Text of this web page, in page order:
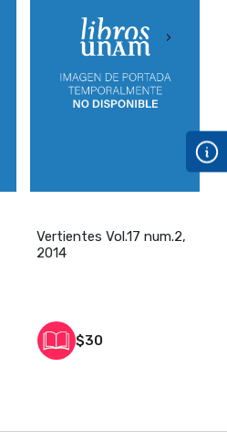
Vertientes Vol.17 num.2,
2014
$30
›